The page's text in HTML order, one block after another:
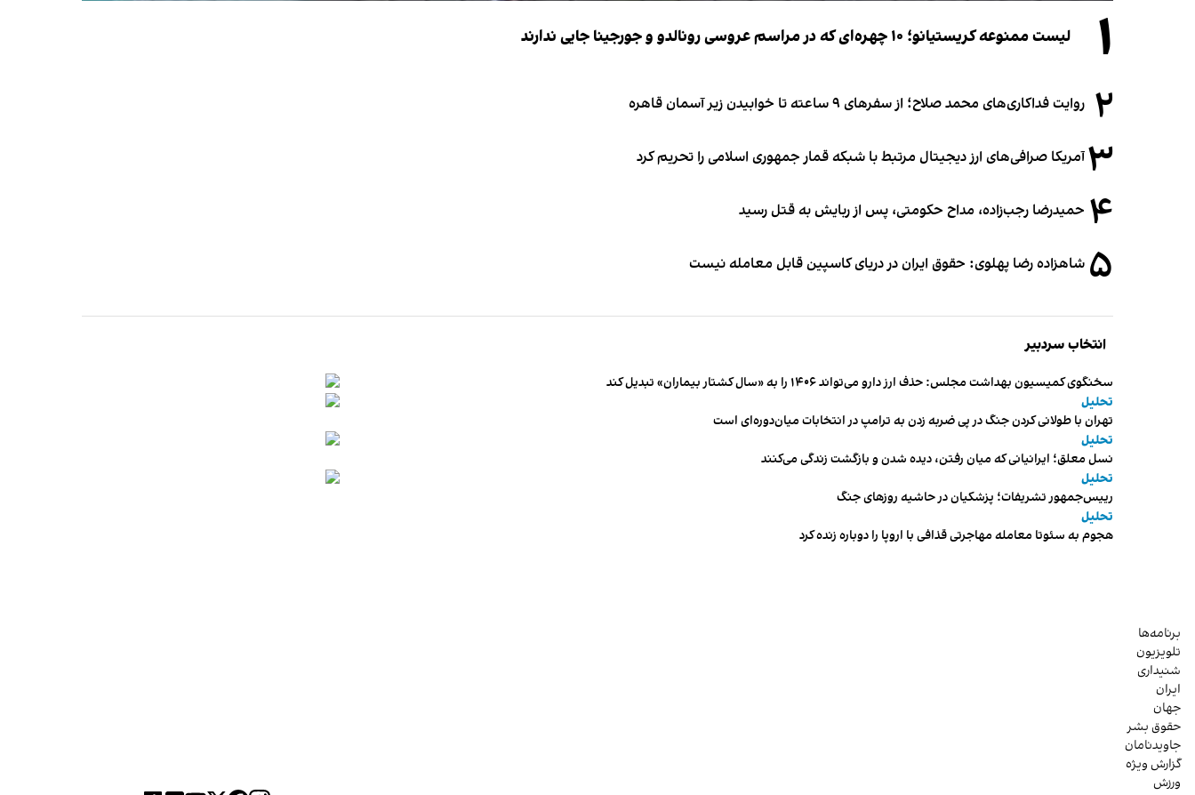
۱ لیست ممنوعه کریستیانو؛ ۱۰ چهره‌ای که در مراسم عروسی رونالدو و جورجینا جایی ندارند
۲ روایت فداکاری‌های محمد صلاح؛ از سفرهای ۹ ساعته تا خوابیدن زیر آسمان قاهره
۳آمریکا صرافی‌های ارز دیجیتال مرتبط با شبکه قمار جمهوری اسلامی را تحریم کرد
۴ حمیدرضا رجب‌زاده، مداح حکومتی، پس از ربایش به قتل رسید
۵ شاهزاده رضا پهلوی: حقوق ایران در دریای کاسپین قابل معامله نیست
انتخاب سردبیر
سخنگوی کمیسیون بهداشت مجلس: حذف ارز دارو می‌تواند ۱۴۰۶ را به «سال کشتار بیماران» تبدیل کند
تحلیل
تهران با طولانی کردن جنگ در پی ضربه زدن به ترامپ در انتخابات میان‌دوره‌ای است
تحلیل
نسل معلق؛ ایرانیانی که میان رفتن، دیده شدن و بازگشت زندگی می‌کنند
تحلیل
رییس‌جمهور تشریفات؛ پزشکیان در حاشیه روزهای جنگ
تحلیل
هجوم به سئوتا معامله مهاجرتی قذافی با اروپا را دوباره زنده کرد
برنامه‌ها
تلویزیون
شنیداری
ایران
جهان
حقوق بشر
جاویدنامان
گزارش ویژه
ورزش